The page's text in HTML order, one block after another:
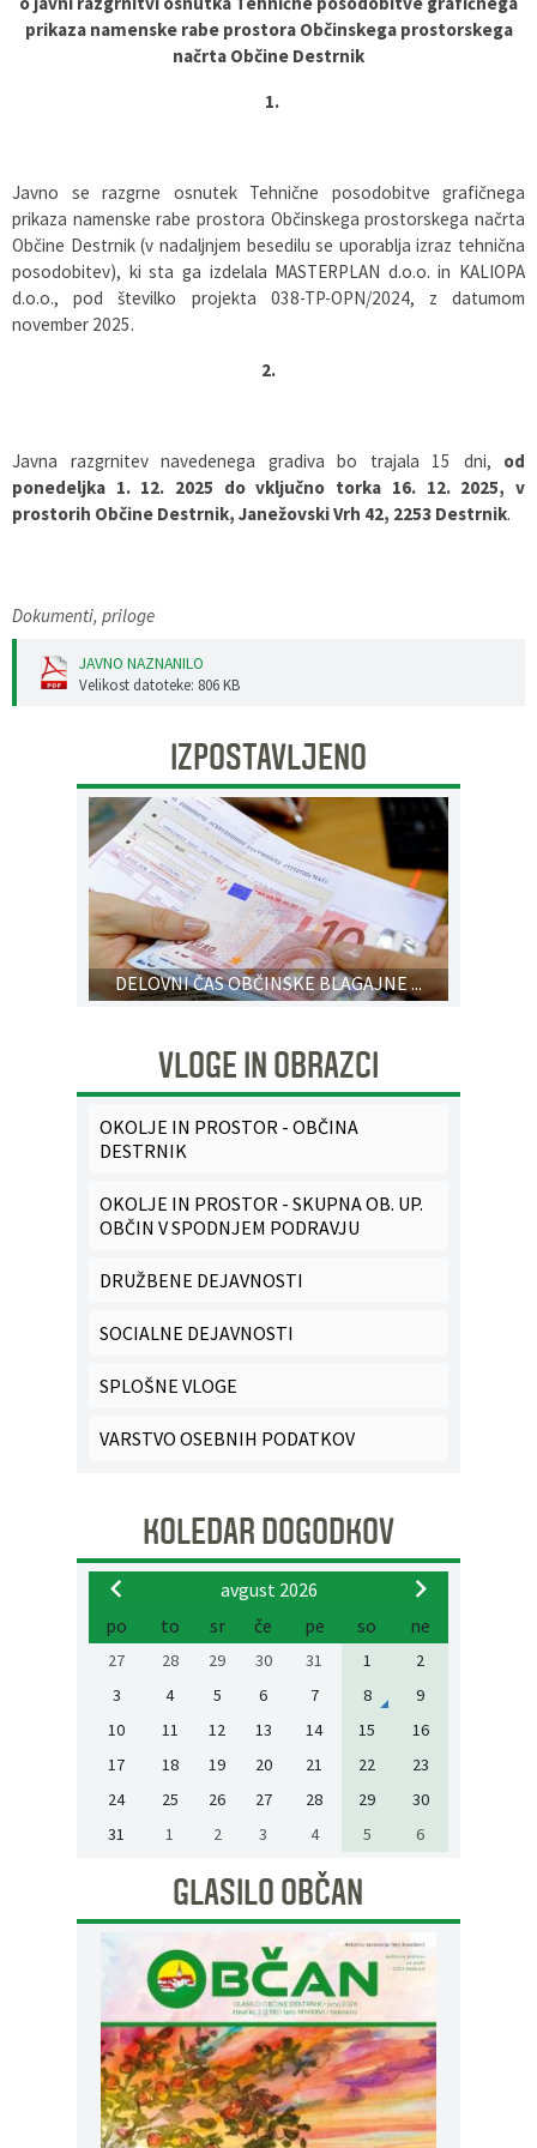
prikaza namenske rabe prostora Občinskega prostorskega
načrta Občine Destrnik
1.
Javno se razgrne osnutek Tehnične posodobitve grafičnega
prikaza namenske rabe prostora Občinskega prostorskega načrta
Občine Destrnik (v nadaljnjem besedilu se uporablja izraz tehnična
posodobitev), ki sta ga izdelala MASTERPLAN d.o.o. in KALIOPA
d.o.o., pod številko projekta 038-TP-OPN/2024, z datumom
november 2025.
2.
Javna razgrnitev navedenega gradiva bo trajala 15 dni, od
ponedeljka 1. 12. 2025 do vključno torka 16. 12. 2025, v
prostorih Občine Destrnik, Janežovski Vrh 42, 2253 Destrnik.
Dokumenti, priloge
JAVNO NAZNANILO
Velikost datoteke: 806 KB
IZPOSTAVLJENO
DELOVNI ČAS OBČINSKE BLAGAJNE ...
VLOGE IN OBRAZCI
OKOLJE IN PROSTOR - OBČINA
DESTRNIK
OKOLJE IN PROSTOR - SKUPNA OB. UP.
OBČIN V SPODNJEM PODRAVJU
DRUŽBENE DEJAVNOSTI
SOCIALNE DEJAVNOSTI
SPLOŠNE VLOGE
VARSTVO OSEBNIH PODATKOV
KOLEDAR DOGODKOV
avgust 2026
po
to sr če pe so ne
27 28 29 30 31 1
2
3
4 5 6 7 8
9
10
11 12 13 14 15
16
17
18 19 20 21 22
23
24
25 26 27 28 29
30
31
1 2 3 4 5 6
GLASILO OBČAN
Pobratene občine
Katalog informacij javnega značaja
Strategije, programi
Glasilo Občan
Lokalne volitve
Lokalna ponudba